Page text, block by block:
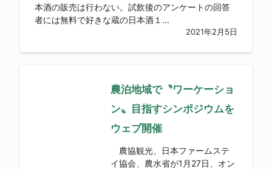
本酒の販売は行わない。試飲後のアンケートの回答
者には無料で好きな蔵の日本酒１...
2021年2月5日
農泊地域で〝ワーケーショ
ン〟目指すシンポジウムを
ウェブ開催
農協観光、日本ファームステ
イ協会、農水省が1月27日、オン